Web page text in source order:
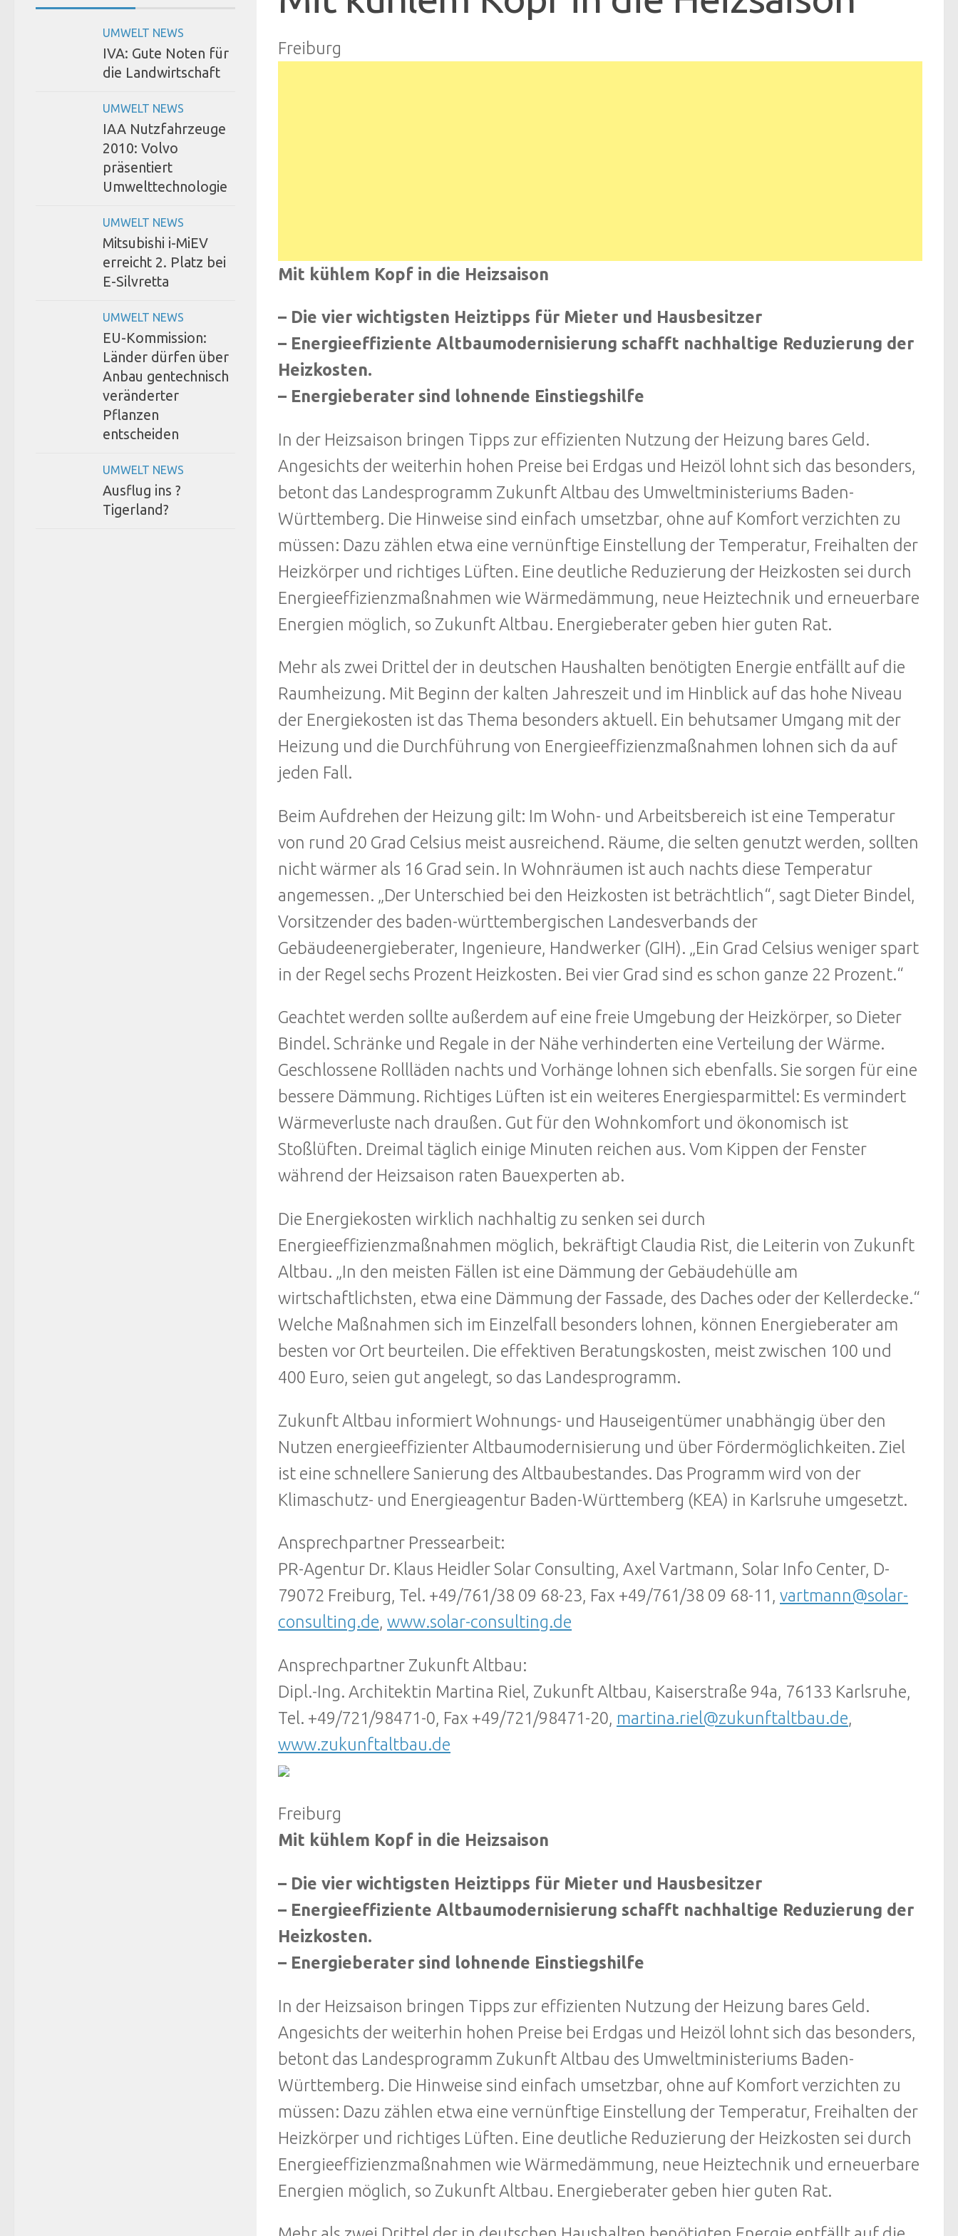
Freiburg
Mit kühlem Kopf in die Heizsaison
– Die vier wichtigsten Heiztipps für Mieter und Hausbesitzer
– Energieeffiziente Altbaumodernisierung schafft nachhaltige Reduzierung der
Heizkosten.
– Energieberater sind lohnende Einstiegshilfe
In der Heizsaison bringen Tipps zur effizienten Nutzung der Heizung bares Geld.
Angesichts der weiterhin hohen Preise bei Erdgas und Heizöl lohnt sich das besonders,
betont das Landesprogramm Zukunft Altbau des Umweltministeriums Baden-
Württemberg. Die Hinweise sind einfach umsetzbar, ohne auf Komfort verzichten zu
müssen: Dazu zählen etwa eine vernünftige Einstellung der Temperatur, Freihalten der
Heizkörper und richtiges Lüften. Eine deutliche Reduzierung der Heizkosten sei durch
Energieeffizienzmaßnahmen wie Wärmedämmung, neue Heiztechnik und erneuerbare
Energien möglich, so Zukunft Altbau. Energieberater geben hier guten Rat.
Mehr als zwei Drittel der in deutschen Haushalten benötigten Energie entfällt auf die
Raumheizung. Mit Beginn der kalten Jahreszeit und im Hinblick auf das hohe Niveau
der Energiekosten ist das Thema besonders aktuell. Ein behutsamer Umgang mit der
Heizung und die Durchführung von Energieeffizienzmaßnahmen lohnen sich da auf
jeden Fall.
Beim Aufdrehen der Heizung gilt: Im Wohn- und Arbeitsbereich ist eine Temperatur
von rund 20 Grad Celsius meist ausreichend. Räume, die selten genutzt werden, sollten
nicht wärmer als 16 Grad sein. In Wohnräumen ist auch nachts diese Temperatur
angemessen. „Der Unterschied bei den Heizkosten ist beträchtlich“, sagt Dieter Bindel,
Vorsitzender des baden-württembergischen Landesverbands der
Gebäudeenergieberater, Ingenieure, Handwerker (GIH). „Ein Grad Celsius weniger spart
in der Regel sechs Prozent Heizkosten. Bei vier Grad sind es schon ganze 22 Prozent.“
Geachtet werden sollte außerdem auf eine freie Umgebung der Heizkörper, so Dieter
Bindel. Schränke und Regale in der Nähe verhinderten eine Verteilung der Wärme.
Geschlossene Rollläden nachts und Vorhänge lohnen sich ebenfalls. Sie sorgen für eine
bessere Dämmung. Richtiges Lüften ist ein weiteres Energiesparmittel: Es vermindert
Wärmeverluste nach draußen. Gut für den Wohnkomfort und ökonomisch ist
Stoßlüften. Dreimal täglich einige Minuten reichen aus. Vom Kippen der Fenster
während der Heizsaison raten Bauexperten ab.
Die Energiekosten wirklich nachhaltig zu senken sei durch
Energieeffizienzmaßnahmen möglich, bekräftigt Claudia Rist, die Leiterin von Zukunft
Altbau. „In den meisten Fällen ist eine Dämmung der Gebäudehülle am
wirtschaftlichsten, etwa eine Dämmung der Fassade, des Daches oder der Kellerdecke.“
Welche Maßnahmen sich im Einzelfall besonders lohnen, können Energieberater am
besten vor Ort beurteilen. Die effektiven Beratungskosten, meist zwischen 100 und
400 Euro, seien gut angelegt, so das Landesprogramm.
Zukunft Altbau informiert Wohnungs- und Hauseigentümer unabhängig über den
Nutzen energieeffizienter Altbaumodernisierung und über Fördermöglichkeiten. Ziel
ist eine schnellere Sanierung des Altbaubestandes. Das Programm wird von der
Klimaschutz- und Energieagentur Baden-Württemberg (KEA) in Karlsruhe umgesetzt.
Ansprechpartner Pressearbeit:
PR-Agentur Dr. Klaus Heidler Solar Consulting, Axel Vartmann, Solar Info Center, D-
79072 Freiburg, Tel. +49/761/38 09 68-23, Fax +49/761/38 09 68-11, vartmann@solar-
consulting.de, www.solar-consulting.de
Ansprechpartner Zukunft Altbau:
Dipl.-Ing. Architektin Martina Riel, Zukunft Altbau, Kaiserstraße 94a, 76133 Karlsruhe,
Tel. +49/721/98471-0, Fax +49/721/98471-20, martina.riel@zukunftaltbau.de
www.zukunftaltbau.de
Freiburg
Mit kühlem Kopf in die Heizsaison
– Die vier wichtigsten Heiztipps für Mieter und Hausbesitzer
– Energieeffiziente Altbaumodernisierung schafft nachhaltige Reduzierung der
Heizkosten.
– Energieberater sind lohnende Einstiegshilfe
In der Heizsaison bringen Tipps zur effizienten Nutzung der Heizung bares Geld.
Angesichts der weiterhin hohen Preise bei Erdgas und Heizöl lohnt sich das besonders,
betont das Landesprogramm Zukunft Altbau des Umweltministeriums Baden-
Württemberg. Die Hinweise sind einfach umsetzbar, ohne auf Komfort verzichten zu
müssen: Dazu zählen etwa eine vernünftige Einstellung der Temperatur, Freihalten der
Heizkörper und richtiges Lüften. Eine deutliche Reduzierung der Heizkosten sei durch
Energieeffizienzmaßnahmen wie Wärmedämmung, neue Heiztechnik und erneuerbare
Energien möglich, so Zukunft Altbau. Energieberater geben hier guten Rat.
UMWELT NEWS
IVA: Gute Noten für
die Landwirtschaft
UMWELT NEWS
IAA Nutzfahrzeuge
2010: Volvo
präsentiert
Umwelttechnologie
UMWELT NEWS
Mitsubishi i-MiEV
erreicht 2. Platz bei
E-Silvretta
UMWELT NEWS
EU-Kommission:
Länder dürfen über
Anbau gentechnisch
veränderter
Pflanzen
entscheiden
UMWELT NEWS
Ausflug ins ?
Tigerland?